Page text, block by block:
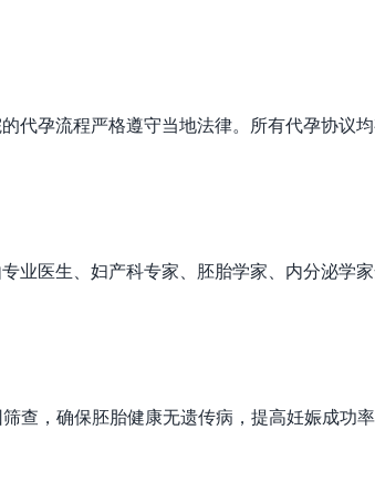
代孕流程严格遵守当地法律。所有代孕协议
业医生、妇产科专家、胚胎学家、内分泌学
筛查，确保胚胎健康无遗传病，提高妊娠成功